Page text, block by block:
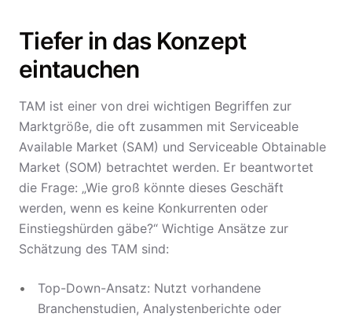
Tiefer in das Konzept
eintauchen
TAM ist einer von drei wichtigen Begriffen zur
Marktgröße, die oft zusammen mit Serviceable
Available Market (SAM) und Serviceable Obtainable
Market (SOM) betrachtet werden. Er beantwortet
die Frage: „Wie groß könnte dieses Geschäft
werden, wenn es keine Konkurrenten oder
Einstiegshürden gäbe?“ Wichtige Ansätze zur
Schätzung des TAM sind:
Top-Down-Ansatz: Nutzt vorhandene
Branchenstudien, Analystenberichte oder